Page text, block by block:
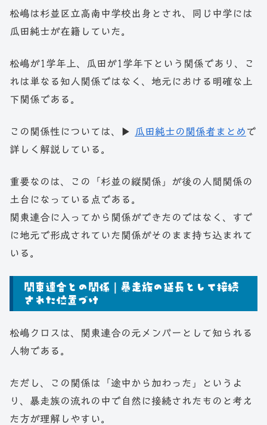
松嶋は杉並区立高南中学校出身とされ、同じ中学には
瓜田純士が在籍していた。
松嶋が1学年上、瓜田が1学年下という関係であり、こ
れは単なる知人関係ではなく、地元における明確な上
下関係である。
この関係性については、▶ 瓜田純士の関係者まとめ で
詳しく解説している。
重要なのは、この「杉並の縦関係」が後の人間関係の
土台になっている点である。
関東連合に入ってから関係ができたのではなく、すで
に地元で形成されていた関係がそのまま持ち込まれて
いる。
関東連合との関係｜暴走族の延長として接続
された位置づけ
松嶋クロスは、関東連合の元メンバーとして知られる
人物である。
ただし、この関係は「途中から加わった」というよ
り、暴走族の流れの中で自然に接続されたものと考え
た方が理解しやすい。